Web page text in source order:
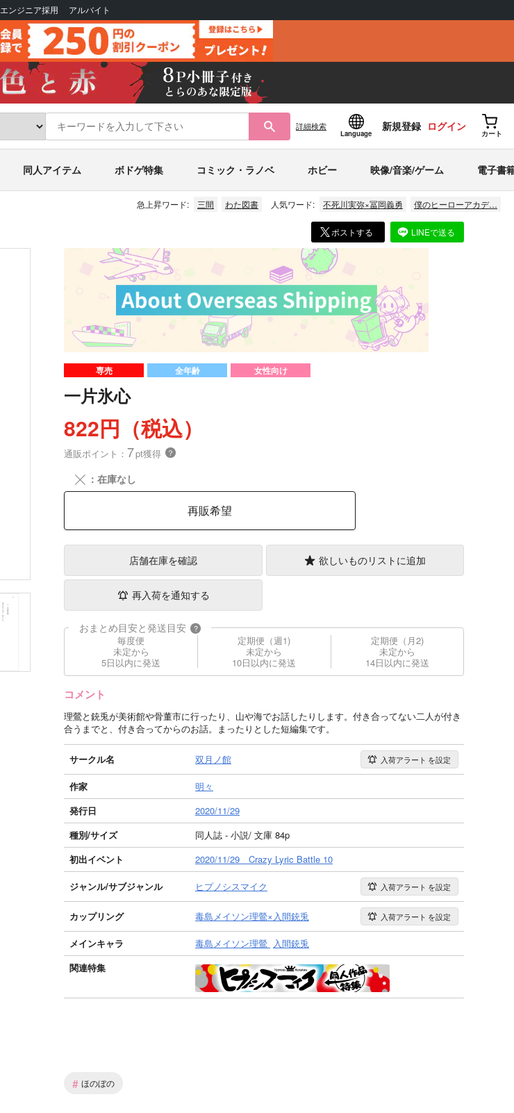
エンジニア採用 アルバイト
詳細検索
Language
新規登録 ログイン
カート
同人アイテム ボドゲ特集 コミック・ラノベ ホビー 映像/音楽/ゲーム 電子書
急上昇ワード: 三間 わた図書 人気ワード: 不死川実弥×冨岡義勇 僕のヒーローアカデ…
ポストする LINEで送る
専売 全年齢 女性向け
一片氷心
822円（税込）
通販ポイント： 7pt獲得 ？
╳ ：在庫なし
再販希望
店舗在庫を確認 欲しいものリストに追加
再入荷を通知する
おまとめ目安と発送目安 ?
毎度便
未定から
5日以内に発送
定期便（週1)
未定から
10日以内に発送
定期便（月2)
未定から
14日以内に発送
コメント
理鶯と銃兎が美術館や骨董市に行ったり、山や海でお話したりします。付き合ってない二人が付き
合うまでと、付き合ってからのお話。まったりとした短編集です。
サークル名 双月ノ館 入荷アラート を設定
作家
明々
発行日
2020/11/29
種別/サイズ
同人誌 - 小説/ 文庫 84p
初出イベント
2020/11/29 Crazy Lyric Battle 10
ジャンル/サブジャンル ヒプノシスマイク 入荷アラート を設定
カップリング 毒島メイソン理鶯×入間銃兎 入荷アラート を設定
メインキャラ 毒島メイソン理鶯 入間銃兎
関連特集
# ほのぼの